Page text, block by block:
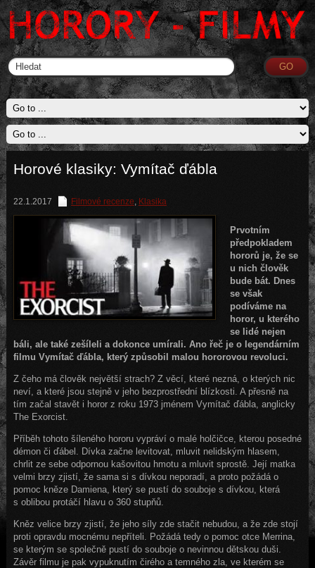
Horové klasiky: Vymítač ďábla
22.1.2017 Filmové recenze, Klasika
Prvotním
předpokladem
hororů je, že se
u nich člověk
bude bát. Dnes
se však
podíváme na
horor, u kterého
se lidé nejen
báli, ale také zešíleli a dokonce umírali. Ano řeč je o legendárním
filmu Vymítač ďábla, který způsobil malou hororovou revoluci.
Z čeho má člověk největší strach? Z věcí, které nezná, o kterých nic
neví, a které jsou stejně v jeho bezprostřední blízkosti. A přesně na
tím začal stavět i horor z roku 1973 jménem Vymítač ďábla, anglicky
The Exorcist.
Příběh tohoto šíleného hororu vypráví o malé holčičce, kterou posedné
démon či ďábel. Dívka začne levitovat, mluvit nelidským hlasem,
chrlit ze sebe odpornou kašovitou hmotu a mluvit sprostě. Její matka
velmi brzy zjistí, že sama si s dívkou neporadí, a proto požádá o
pomoc kněze Damiena, který se pustí do souboje s dívkou, která
s oblibou protáčí hlavu o 360 stupňů.
Kněz velice brzy zjistí, že jeho síly zde stačit nebudou, a že zde stojí
proti opravdu mocnému nepříteli. Požádá tedy o pomoc otce Merrina,
se kterým se společně pustí do souboje o nevinnou dětskou duši.
Závěr filmu je pak vypuknutím čirého a temného zla, ve kterém se